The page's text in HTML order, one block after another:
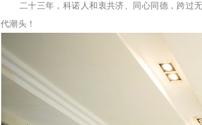
二十三年，科诺人和衷共济、同心同德，跨过无
代潮头！